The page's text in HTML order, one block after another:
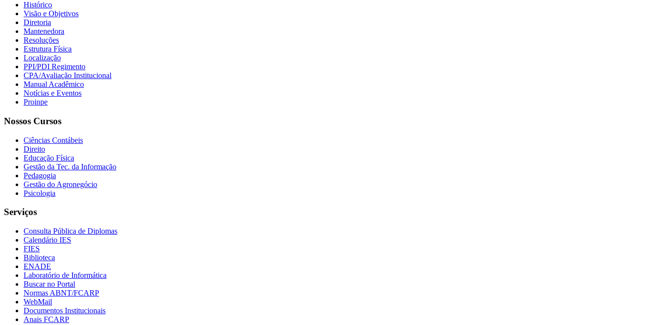
Histórico
Visão e Objetivos
Diretoria
Mantenedora
Resoluções
Estrutura Física
Localização
PPI/PDI Regimento
CPA/Avaliação Institucional
Manual Acadêmico
Notícias e Eventos
Proinpe
Nossos Cursos
Ciências Contábeis
Direito
Educação Física
Gestão da Tec. da Informação
Pedagogia
Gestão do Agronegócio
Psicologia
Serviços
Consulta Pública de Diplomas
Calendário IES
FIES
Biblioteca
ENADE
Laboratório de Informática
Buscar no Portal
Normas ABNT/FCARP
WebMail
Documentos Institucionais
Anais FCARP